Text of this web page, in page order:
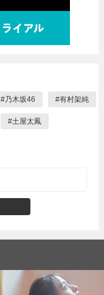
#乃木坂46 #有村架純
#土屋太鳳